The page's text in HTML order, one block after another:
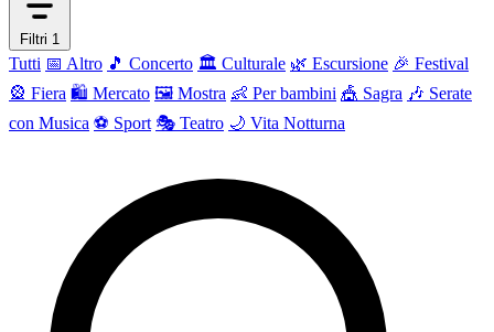
Filtri 1
Tutti 📅 Altro 🎵 Concerto 🏛️ Culturale 🌿 Escursione 🎉 Festival
🎡 Fiera 🛍️ Mercato 🖼 Mostra 👶 Per bambini 🎪 Sagra 🎶 Serate
con Musica ⚽ Sport 🎭 Teatro 🌙 Vita Notturna